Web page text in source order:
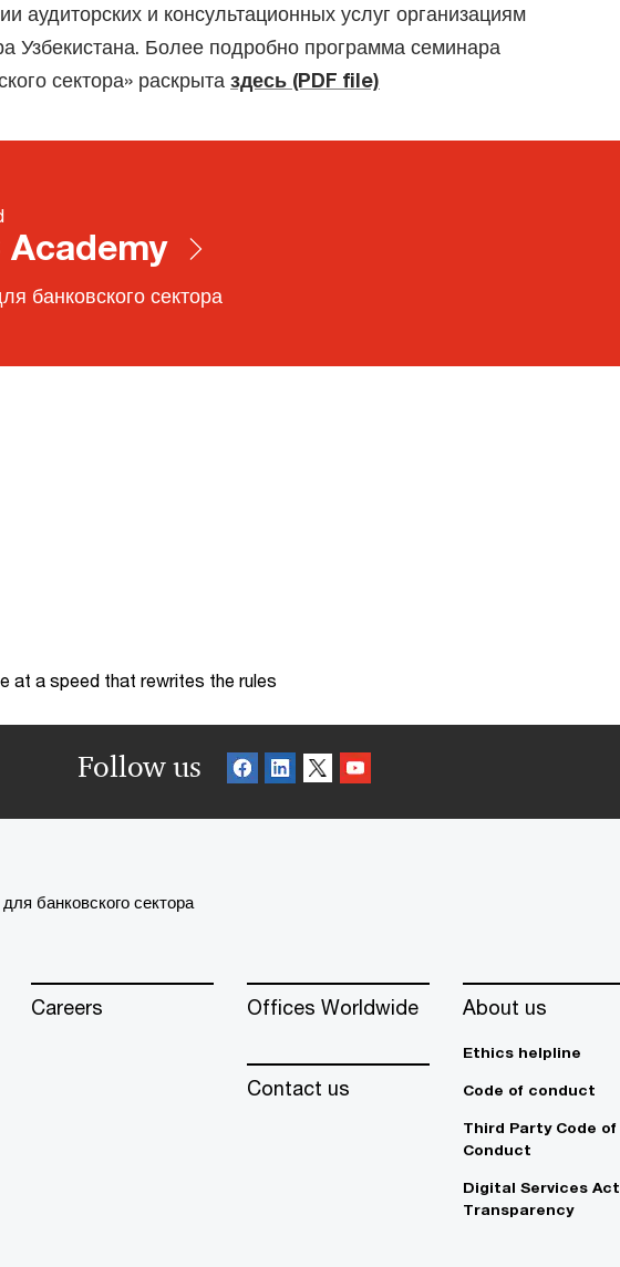
аудиторских и консультационных услуг организациям
Узбекистана. Более подробно программа семинара
сектора» раскрыта здесь (PDF file)
Academy
банковского сектора
at a speed that rewrites the rules
Follow us
банковского сектора
Careers Offices Worldwide
Contact us
About us
Ethics helpline
Code of conduct
Third Party Code of
Conduct
Digital Services Act
Transparency